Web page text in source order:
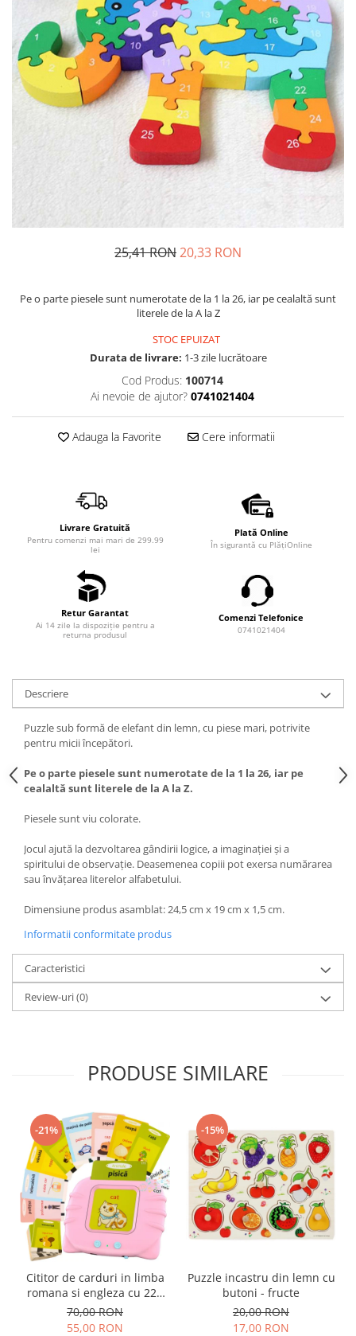
25,41 RON20,33 RON
Pe o parte piesele sunt numerotate de la 1 la 26, iar pe cealaltă sunt
literele de la A la Z
STOC EPUIZAT
Durata de livrare: 1-3 zile lucrătoare
Cod Produs: 100714
Ai nevoie de ajutor? 0741021404
Adauga la Favorite Cere informatii
Livrare Gratuită
Pentru comenzi mai mari de 299.99
lei
Plată Online
În sigurantă cu PlățiOnline
Retur Garantat
Ai 14 zile la dispoziție pentru a
returna produsul
Comenzi Telefonice
0741021404
Descriere
Puzzle sub formă de elefant din lemn, cu piese mari, potrivite
pentru micii începători.
Pe o parte piesele sunt numerotate de la 1 la 26, iar pe
cealaltă sunt literele de la A la Z.
Piesele sunt viu colorate.
Jocul ajută la dezvoltarea gândirii logice, a imaginației și a
spiritului de observație. Deasemenea copiii pot exersa numărarea
sau învăţarea literelor alfabetului.
Dimensiune produs asamblat: 24,5 cm x 19 cm x 1,5 cm.
Informatii conformitate produs
Caracteristici
Review-uri(0)
PRODUSE SIMILARE
-21%
Cititor de carduri in limba
romana si engleza cu 224
de imagini si sunete,
incarcare USB
70,00 RON
55,00 RON
-15%
Puzzle incastru din lemn cu
butoni - fructe
20,00 RON
17,00 RON